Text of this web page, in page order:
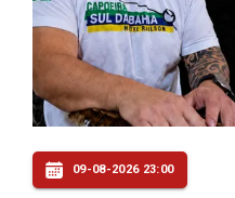
09-08-2026 23:00